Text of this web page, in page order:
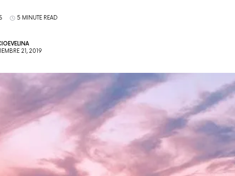
5 MINUTE READ
21, 2019